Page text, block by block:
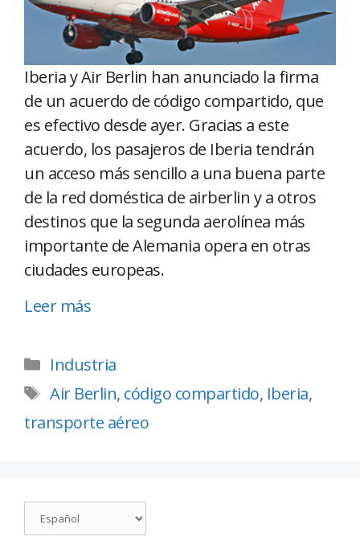
Iberia y Air Berlin han anunciado la firma
de un acuerdo de código compartido, que
es efectivo desde ayer. Gracias a este
acuerdo, los pasajeros de Iberia tendrán
un acceso más sencillo a una buena parte
de la red doméstica de airberlin y a otros
destinos que la segunda aerolínea más
importante de Alemania opera en otras
ciudades europeas.
Leer más
Industria
Air Berlin, código compartido, Iberia,
transporte aéreo